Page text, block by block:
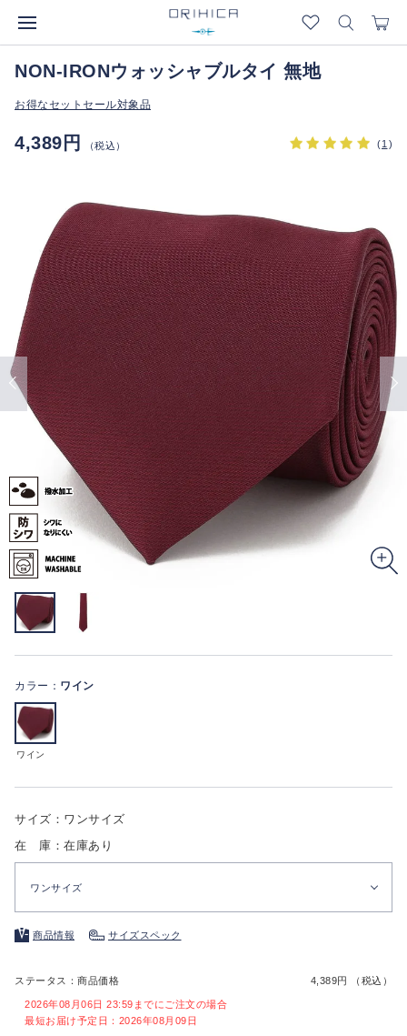
NON-IRONウォッシャブルタイ 無地
お得なセットセール対象品
4,389円 （税込） (1 )
カラー： ワイン
ワイン
サイズ：ワンサイズ
在 庫：在庫あり
ワンサイズ
商品情報 サイズスペック
ステータス：商品価格 4,389円 （税込）
2026年08月06日 23:59までにご注文の場合
最短お届け予定日：2026年08月09日